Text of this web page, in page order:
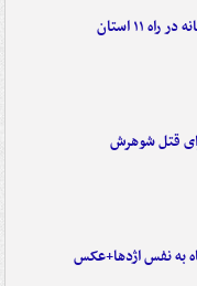
۱۱ استان
قتل شوهرش
به نفس اژدها+عکس